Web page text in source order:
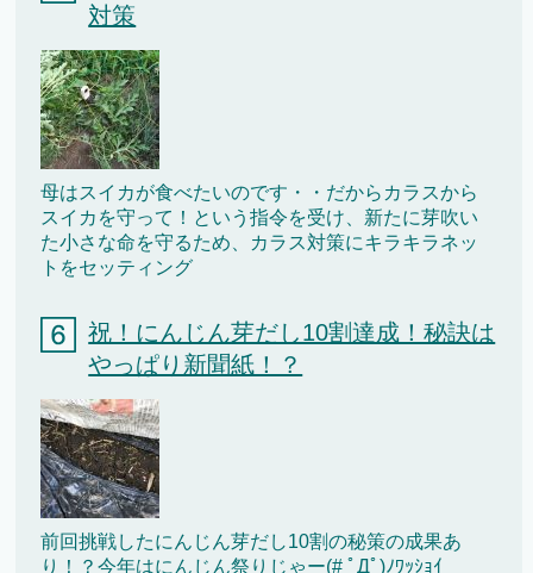
対策
母はスイカが食べたいのです・・だからカラスから
スイカを守って！という指令を受け、新たに芽吹い
た小さな命を守るため、カラス対策にキラキラネッ
トをセッティング
祝！にんじん芽だし10割達成！秘訣は
やっぱり新聞紙！？
前回挑戦したにんじん芽だし10割の秘策の成果あ
り！？今年はにんじん祭りじゃー(# ﾟДﾟ)ﾉﾜｯｼｮｲ